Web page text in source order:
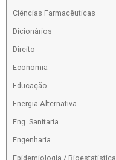
Ciências Farmacêuticas
Dicionários
Direito
Economia
Educação
Energia Alternativa
Eng. Sanitaria
Engenharia
Epidemiologia / Bioestatística